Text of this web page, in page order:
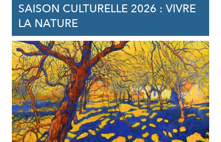
SAISON CULTURELLE 2026 : VIVRE
LA NATURE